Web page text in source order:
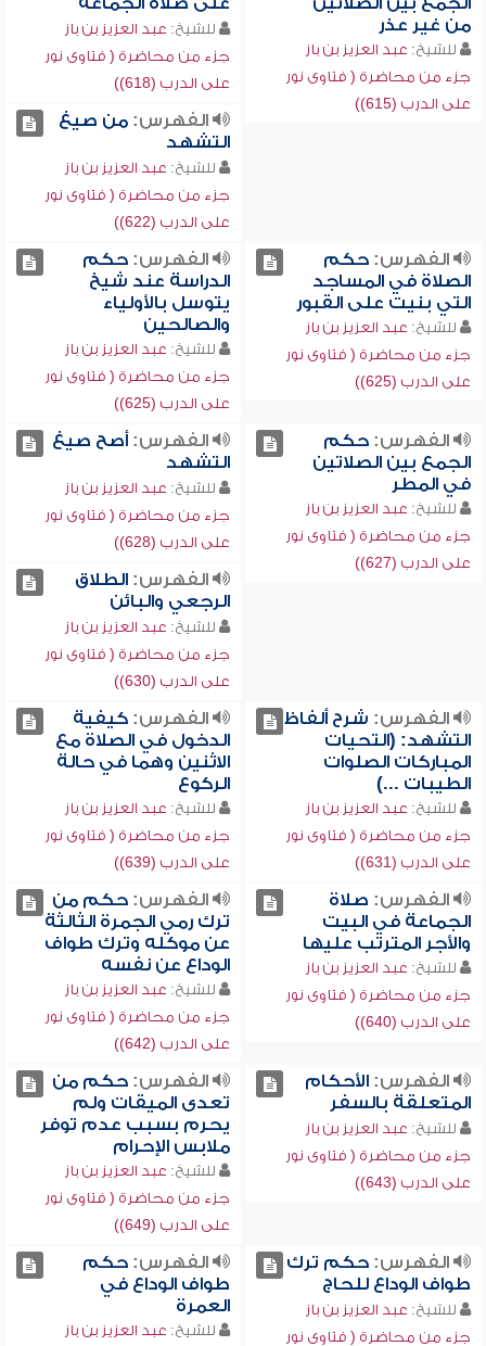
من غير عذر
للشيخ: عبد العزيز بن باز
جزء من محاضرة ( فتاوى نور
على الدرب (615))
للشيخ: عبد العزيز بن باز
جزء من محاضرة ( فتاوى نور
على الدرب (618))
الفهرس:من صيغ
التشهد
للشيخ: عبد العزيز بن باز
جزء من محاضرة ( فتاوى نور
على الدرب (622))
الفهرس:حكم
الصلاة في المساجد
التي بنيت على القبور
للشيخ: عبد العزيز بن باز
جزء من محاضرة ( فتاوى نور
على الدرب (625))
الفهرس:حكم
الدراسة عند شيخ
يتوسل بالأولياء
والصالحين
للشيخ: عبد العزيز بن باز
جزء من محاضرة ( فتاوى نور
على الدرب (625))
الفهرس:حكم
الجمع بين الصلاتين
في المطر
للشيخ: عبد العزيز بن باز
جزء من محاضرة ( فتاوى نور
على الدرب (627))
الفهرس:أصح صيغ
التشهد
للشيخ: عبد العزيز بن باز
جزء من محاضرة ( فتاوى نور
على الدرب (628))
الفهرس:الطلاق
الرجعي والبائن
للشيخ: عبد العزيز بن باز
جزء من محاضرة ( فتاوى نور
على الدرب (630))
الفهرس: شرح ألفاظ
التشهد: (التحيات
المباركات الصلوات
الطيبات ...)
للشيخ: عبد العزيز بن باز
جزء من محاضرة ( فتاوى نور
على الدرب (631))
الفهرس:كيفية
الدخول في الصلاة مع
الاثنين وهما في حالة
الركوع
للشيخ: عبد العزيز بن باز
جزء من محاضرة ( فتاوى نور
على الدرب (639))
الفهرس: صلاة
الجماعة في البيت
والأجر المترتب عليها
للشيخ: عبد العزيز بن باز
جزء من محاضرة ( فتاوى نور
على الدرب (640))
الفهرس:حكم من
ترك رمي الجمرة الثالثة
عن موكله وترك طواف
الوداع عن نفسه
للشيخ: عبد العزيز بن باز
جزء من محاضرة ( فتاوى نور
على الدرب (642))
الفهرس:الأحكام
المتعلقة بالسفر
للشيخ: عبد العزيز بن باز
جزء من محاضرة ( فتاوى نور
على الدرب (643))
الفهرس:حكم من
تعدى الميقات ولم
يحرم بسبب عدم توفر
ملابس الإحرام
للشيخ: عبد العزيز بن باز
جزء من محاضرة ( فتاوى نور
على الدرب (649))
الفهرس:حكم ترك
طواف الوداع للحاج
للشيخ: عبد العزيز بن باز
جزء من محاضرة ( فتاوى نور
الفهرس:حكم
طواف الوداع في
العمرة
للشيخ: عبد العزيز بن باز